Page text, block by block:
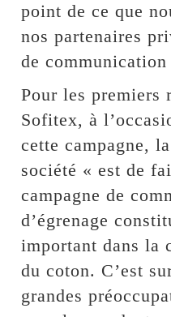
point de ce que
nos partenaires
de
Pour les premiers
Sofitex, à
cette campagne,
société « est de
campagne de
d’égrenage
important dans la
du coton. C’est
grandes